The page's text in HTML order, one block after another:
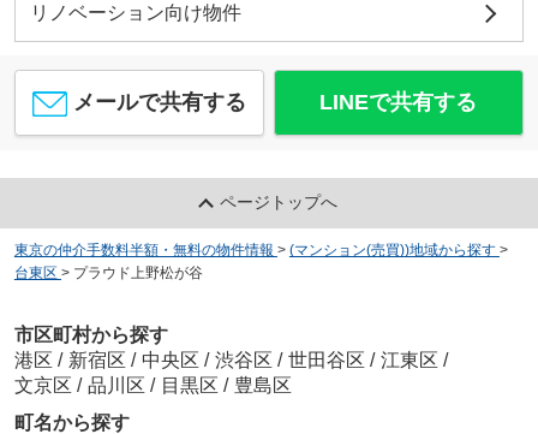
リノベーション向け物件
メールで共有する LINEで共有する
ページトップへ
東京の仲介手数料半額・無料の物件情報 > (マンション(売買))地域から探す >
台東区 > プラウド上野松が谷
市区町村から探す
港区 / 新宿区 / 中央区 / 渋谷区 / 世田谷区 / 江東区 /
文京区 / 品川区 / 目黒区 / 豊島区
町名から探す